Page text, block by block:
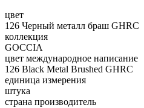
цвет
126 Черный металл браш GHRC
коллекция
GOCCIA
цвет международное написание
126 Black Metal Brushed GHRC
единица измерения
штука
страна производитель